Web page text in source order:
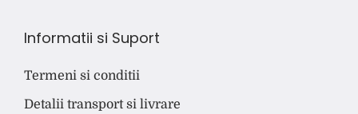
Informatii si Suport
Termeni si conditii
Detalii transport si livrare